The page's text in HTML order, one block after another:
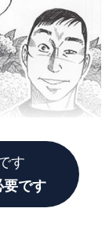
す
要です